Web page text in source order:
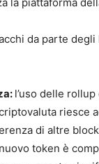
da parte degli
l’uso delle
riesce
di altre
token è